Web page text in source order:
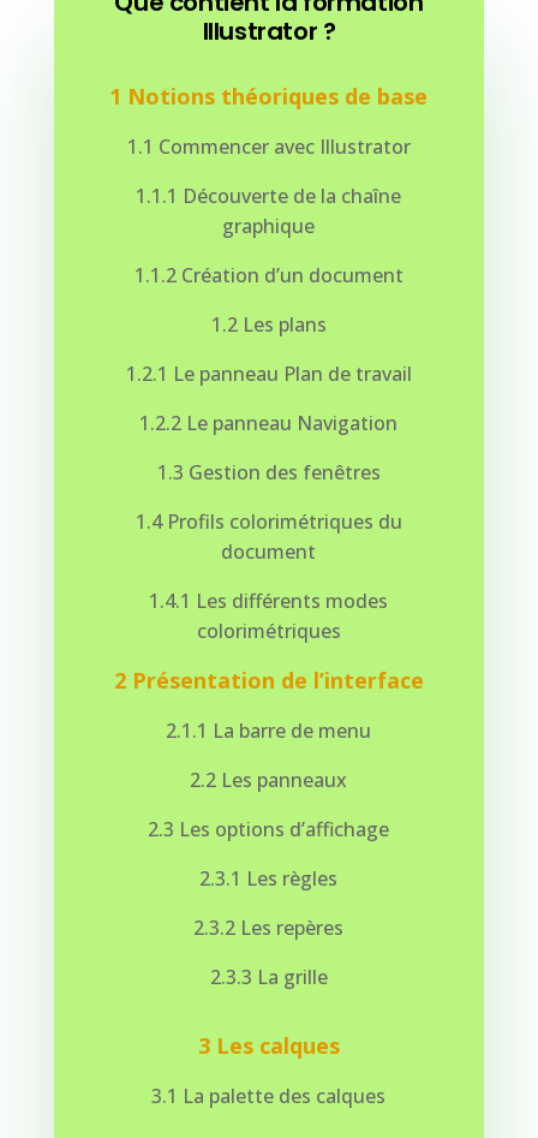
Illustrator ?
1 Notions théoriques de base
1.1 Commencer avec Illustrator
1.1.1 Découverte de la chaîne
graphique
1.1.2 Création d’un document
1.2 Les plans
1.2.1 Le panneau Plan de travail
1.2.2 Le panneau Navigation
1.3 Gestion des fenêtres
1.4 Profils colorimétriques du
document
1.4.1 Les différents modes
colorimétriques
2 Présentation de l’interface
2.1.1 La barre de menu
2.2 Les panneaux
2.3 Les options d’affichage
2.3.1 Les règles
2.3.2 Les repères
2.3.3 La grille
3 Les calques
3.1 La palette des calques